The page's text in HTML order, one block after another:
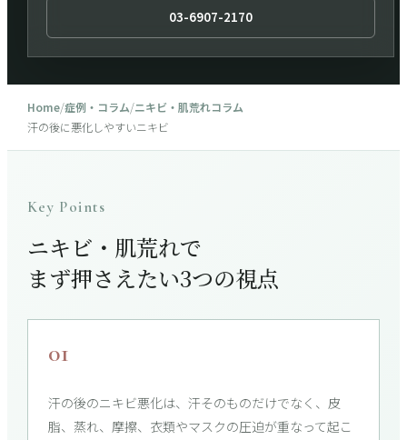
03-6907-2170
Home/症例・コラム/ニキビ・肌荒れコラム
汗の後に悪化しやすいニキビ
Key Points
ニキビ・肌荒れで
まず押さえたい3つの視点
01
汗の後のニキビ悪化は、汗そのものだけでなく、皮
脂、蒸れ、摩擦、衣類やマスクの圧迫が重なって起こ